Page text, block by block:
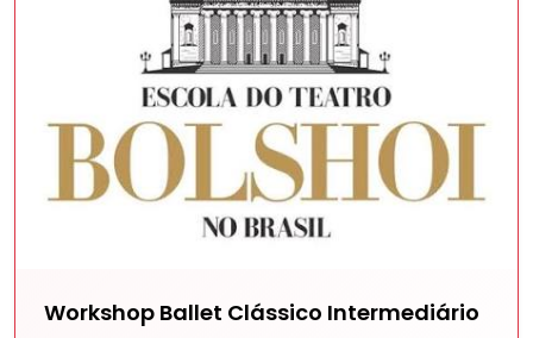
Workshop Ballet Clássico Intermediário